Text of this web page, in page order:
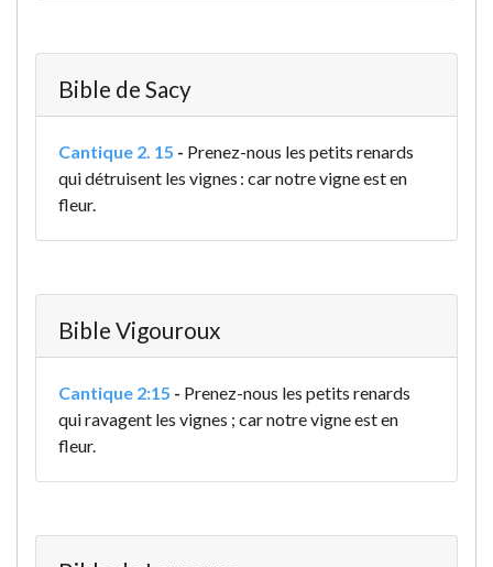
Bible de Sacy
Cantique 2. 15 - Prenez-nous les petits renards
qui détruisent les vignes : car notre vigne est en
fleur.
Bible Vigouroux
Cantique 2:15 - Prenez-nous les petits renards
qui ravagent les vignes ; car notre vigne est en
fleur.